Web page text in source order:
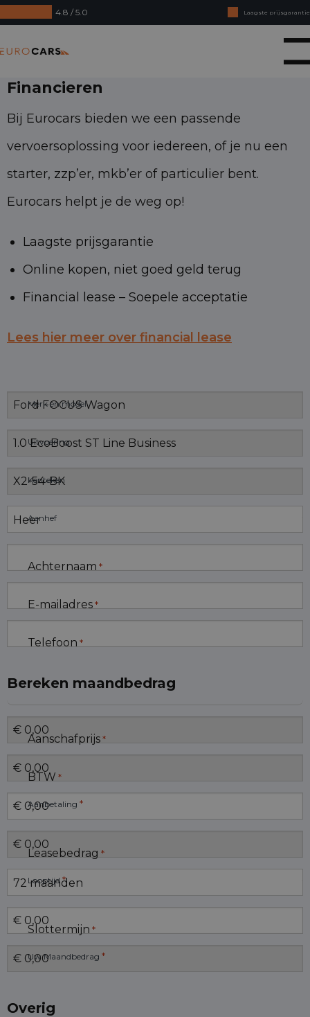
4.8 / 5.0
Laagste prijsgarantie
Online kopen, niet goed geld terug
Financial lease - Soepele acceptatie
Financieren
Bij Eurocars bieden we een passende
vervoersoplossing voor iedereen, of je nu een
starter, zzp’er, mkb’er of particulier bent.
Eurocars helpt je de weg op!
Laagste prijsgarantie
Online kopen, niet goed geld terug
Financial lease – Soepele acceptatie
Lees hier meer over financial lease
Merk en model
Uitvoering
Kenteken
Aanhef
Achternaam *
E-mailadres *
Telefoon *
Bereken maandbedrag
Aanschafprijs *
BTW *
Aanbetaling *
Leasebedrag *
Looptijd *
Slottermijn *
Uw Maandbedrag *
Overig